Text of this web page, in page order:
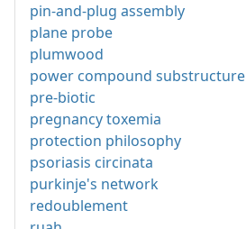
pin-and-plug assembly
plane probe
plumwood
power compound substructure
pre-biotic
pregnancy toxemia
protection philosophy
psoriasis circinata
purkinje's network
redoublement